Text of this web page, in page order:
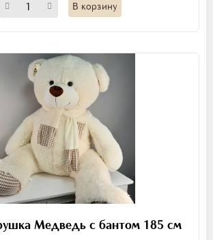
В корзину
Медведь с бантом 185 см